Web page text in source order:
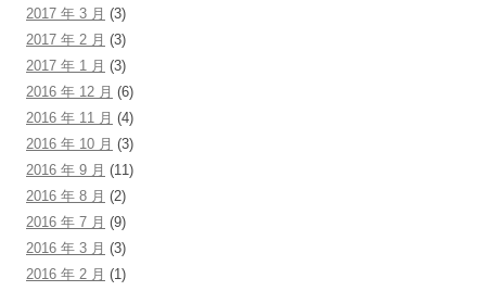
2017 年 3 月 (3)
2017 年 2 月 (3)
2017 年 1 月 (3)
2016 年 12 月 (6)
2016 年 11 月 (4)
2016 年 10 月 (3)
2016 年 9 月 (11)
2016 年 8 月 (2)
2016 年 7 月 (9)
2016 年 3 月 (3)
2016 年 2 月 (1)